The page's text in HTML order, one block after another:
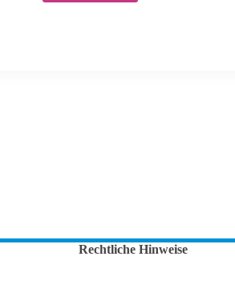
Rechtliche Hinweise